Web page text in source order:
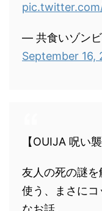
— 共食いゾン
September 16,
【OUIJA 呪い
友人の死の謎
使う、まさにコ